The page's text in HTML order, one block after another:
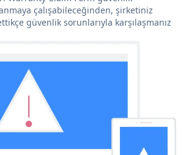
çalışabileceğinden, şirketiniz
güvenlik sorunlarıyla karşılaşmanız